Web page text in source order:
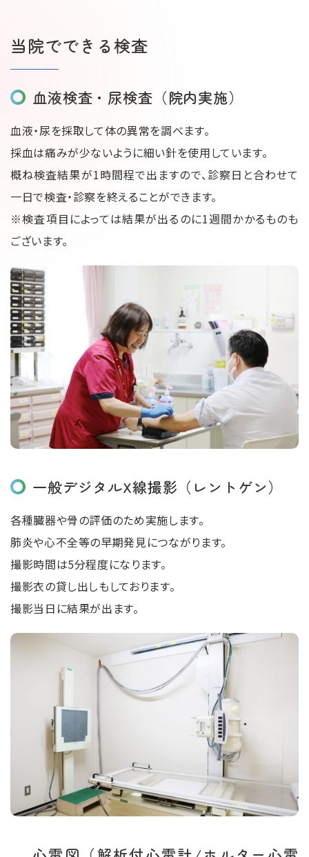
当院でできる検査
血液検査・尿検査（院内実施）
血液・尿を採取して体の異常を調べます。
採血は痛みが少ないように細い針を使⽤しています。
概ね検査結果が1時間程で出ますので、診察⽇と合わせて
⼀⽇で検査・診察を終えることができます。
※検査項⽬によっては結果が出るのに1週間かかるものも
ございます。
一般デジタルX線撮影（レントゲン）
各種臓器や⾻の評価のため実施します。
肺炎や⼼不全等の早期発⾒につながります。
撮影時間は5分程度になります。
撮影⾐の貸し出しもしております。
撮影当日に結果が出ます。